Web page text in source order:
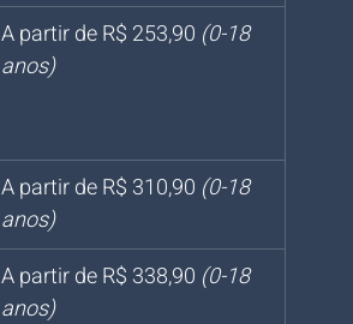
A partir de R$ 253,90 (0-18
anos)
A partir de R$ 310,90 (0-18
anos)
A partir de R$ 338,90 (0-18
anos)